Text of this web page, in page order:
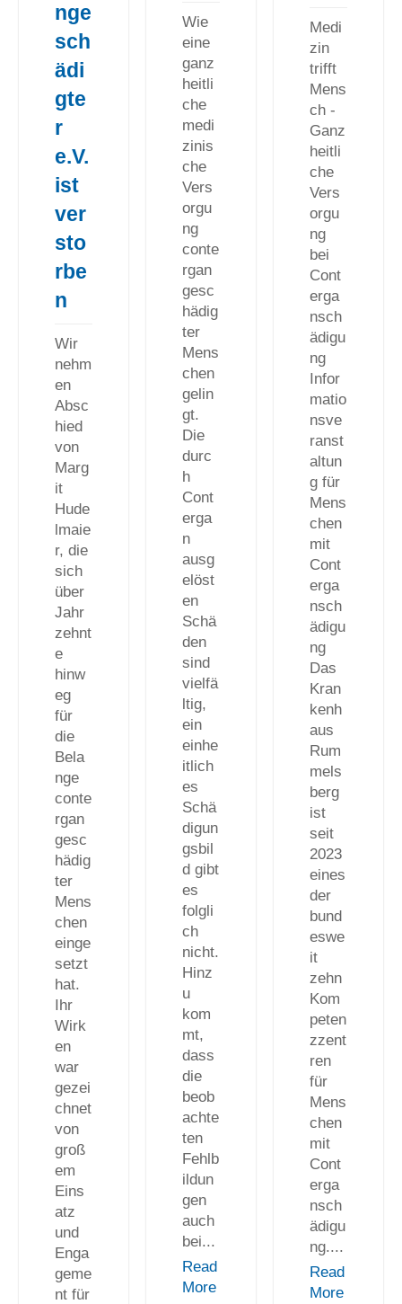
nge
sch
ädi
gte
r
e.V.
ist
ver
sto
rbe
n
Wir
nehm
en
Absc
hied
von
Marg
it
Hude
lmaie
r, die
sich
über
Jahr
zehnt
e
hinw
eg
für
die
Bela
nge
conte
rgan
gesc
hädig
ter
Mens
chen
einge
setzt
hat.
Ihr
Wirk
en
war
gezei
chnet
von
groß
em
Eins
atz
und
Enga
geme
nt für
Wie
eine
ganz
heitli
che
medi
zinis
che
Vers
orgu
ng
conte
rgan
gesc
hädig
ter
Mens
chen
gelin
gt.
Die
durc
h
Cont
erga
n
ausg
elöst
en
Schä
den
sind
vielfä
ltig,
ein
einhe
itlich
es
Schä
digun
gsbil
d gibt
es
folgli
ch
nicht.
Hinz
u
kom
mt,
dass
die
beob
achte
ten
Fehlb
ildun
gen
auch
bei...
Read
More
Medi
zin
trifft
Mens
ch -
Ganz
heitli
che
Vers
orgu
ng
bei
Cont
erga
nsch
ädigu
ng
Infor
matio
nsve
ranst
altun
g für
Mens
chen
mit
Cont
erga
nsch
ädigu
ng
Das
Kran
kenh
aus
Rum
mels
berg
ist
seit
2023
eines
der
bund
eswe
it
zehn
Kom
peten
zzent
ren
für
Mens
chen
mit
Cont
erga
nsch
ädigu
ng....
Read
More